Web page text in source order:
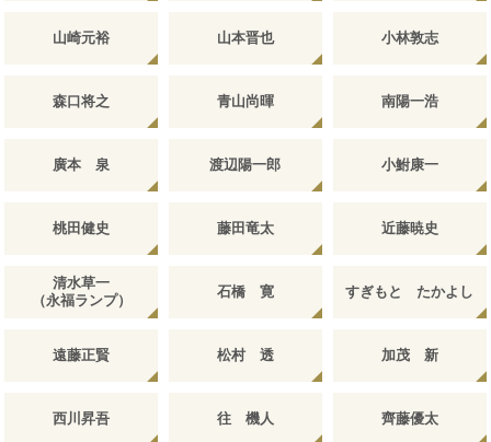
山崎元裕 山本晋也 小林敦志
森口将之 青山尚暉 南陽一浩
廣本 泉 渡辺陽一郎 小鮒康一
桃田健史 藤田竜太 近藤暁史
清水草一
（永福ランプ）
石橋 寛 すぎもと たかよし
遠藤正賢 松村 透 加茂 新
西川昇吾 往 機人 齊藤優太